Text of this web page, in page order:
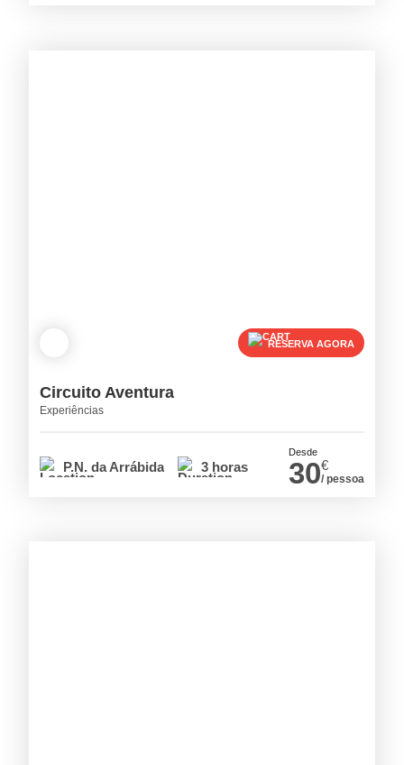
RESERVA AGORA
Circuito Aventura
Experiências
P.N. da Arrábida 3 horas
Desde
30€
/ pessoa